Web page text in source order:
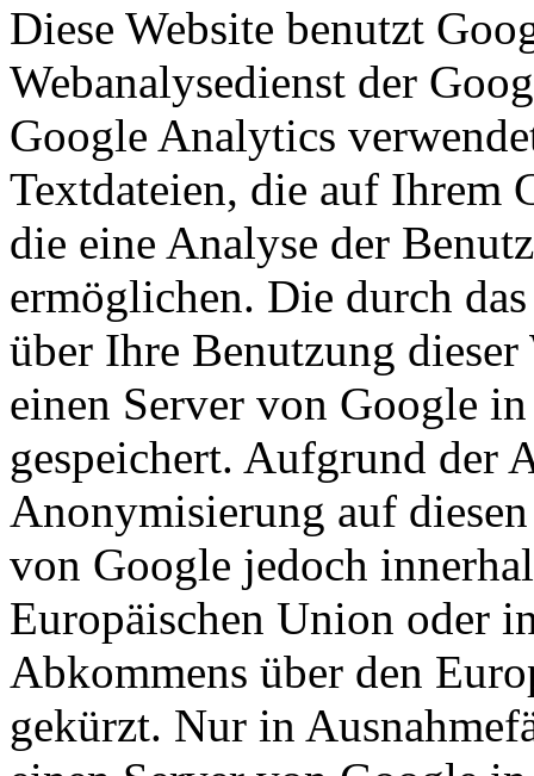
Diese Website benutzt
Webanalysedienst der
Google Analytics
Textdateien, die auf Ihrem
die eine Analyse der
ermöglichen. Die durch
über Ihre Benutzung
einen Server von Google
gespeichert. Aufgrund der
Anonymisierung auf
von Google jedoch
Europäischen Union oder
Abkommens über den
gekürzt. Nur in